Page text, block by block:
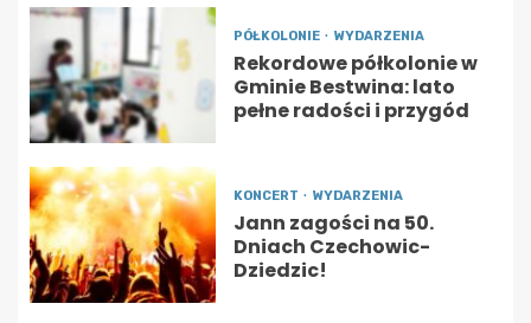
PÓŁKOLONIE WYDARZENIA
Rekordowe półkolonie w
Gminie Bestwina: lato
pełne radości i przygód
KONCERT WYDARZENIA
Jann zagości na 50.
Dniach Czechowic-
Dziedzic!